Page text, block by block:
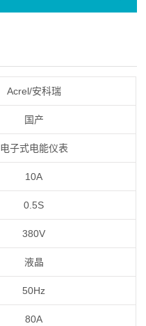
Acrel/安科瑞
国产
电子式电能仪表
10A
0.5S
380V
液晶
50Hz
80A